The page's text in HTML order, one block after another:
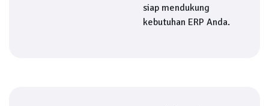
siap mendukung
kebutuhan ERP Anda.